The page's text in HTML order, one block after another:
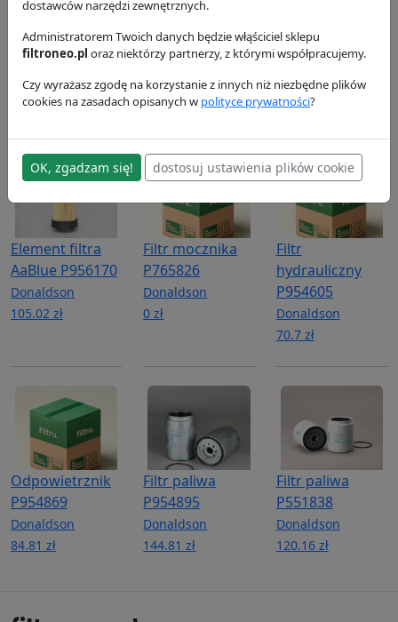
hydrauliczny
X770734
Donaldson
160.54 zł
Filtr powietrza
P782811
Donaldson
39.74 zł
hydrauliczny
P550633
Donaldson
48.89 zł
Element filtra
AaBlue P956170
Donaldson
105.02 zł
Filtr mocznika
P765826
Donaldson
0 zł
Filtr
hydrauliczny
P954605
Donaldson
70.7 zł
Odpowietrznik
P954869
Donaldson
84.81 zł
Filtr paliwa
P954895
Donaldson
144.81 zł
Filtr paliwa
P551838
Donaldson
120.16 zł
dostawców narzędzi zewnętrznych.
Administratorem Twoich danych będzie włąściciel sklepu
filtroneo.pl oraz niektórzy partnerzy, z którymi współpracujemy.
Czy wyrażasz zgodę na korzystanie z innych niż niezbędne plików
cookies na zasadach opisanych w polityce prywatności?
OK, zgadzam się! dostosuj ustawienia plików cookie